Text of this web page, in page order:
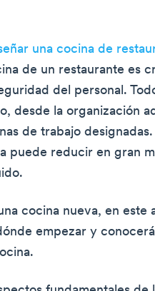
una cocina de
de un restaurante es
del personal.
desde la organización
de trabajo
puede reducir en gran
cocina nueva, en este
empezar y